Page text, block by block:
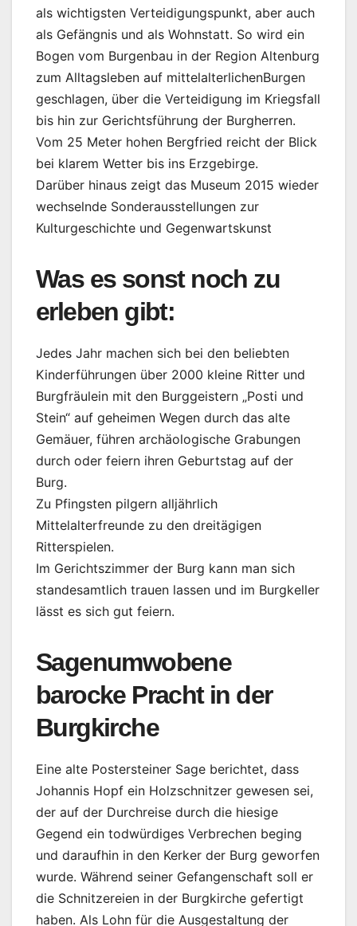
als wichtigsten Verteidigungspunkt, aber auch
als Gefängnis und als Wohnstatt. So wird ein
Bogen vom Burgenbau in der Region Altenburg
zum Alltagsleben auf mittelalterlichenBurgen
geschlagen, über die Verteidigung im Kriegsfall
bis hin zur Gerichtsführung der Burgherren.
Vom 25 Meter hohen Bergfried reicht der Blick
bei klarem Wetter bis ins Erzgebirge.
Darüber hinaus zeigt das Museum 2015 wieder
wechselnde Sonderausstellungen zur
Kulturgeschichte und Gegenwartskunst
Was es sonst noch zu
erleben gibt:
Jedes Jahr machen sich bei den beliebten
Kinderführungen über 2000 kleine Ritter und
Burgfräulein mit den Burggeistern „Posti und
Stein“ auf geheimen Wegen durch das alte
Gemäuer, führen archäologische Grabungen
durch oder feiern ihren Geburtstag auf der
Burg.
Zu Pfingsten pilgern alljährlich
Mittelalterfreunde zu den dreitägigen
Ritterspielen.
Im Gerichtszimmer der Burg kann man sich
standesamtlich trauen lassen und im Burgkeller
lässt es sich gut feiern.
Sagenumwobene
barocke Pracht in der
Burgkirche
Eine alte Postersteiner Sage berichtet, dass
Johannis Hopf ein Holzschnitzer gewesen sei,
der auf der Durchreise durch die hiesige
Gegend ein todwürdiges Verbrechen beging
und daraufhin in den Kerker der Burg geworfen
wurde. Während seiner Gefangenschaft soll er
die Schnitzereien in der Burgkirche gefertigt
haben. Als Lohn für die Ausgestaltung der